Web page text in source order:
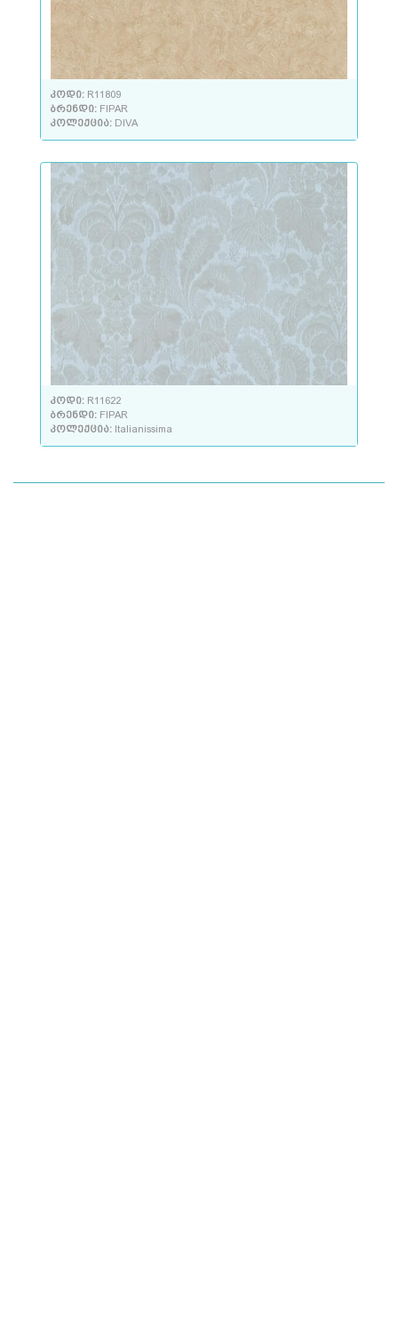
კოდი: R11809
ბრენდი: FIPAR
კოლექცია: DIVA
კოდი: R11622
ბრენდი: FIPAR
კოლექცია: Italianissima